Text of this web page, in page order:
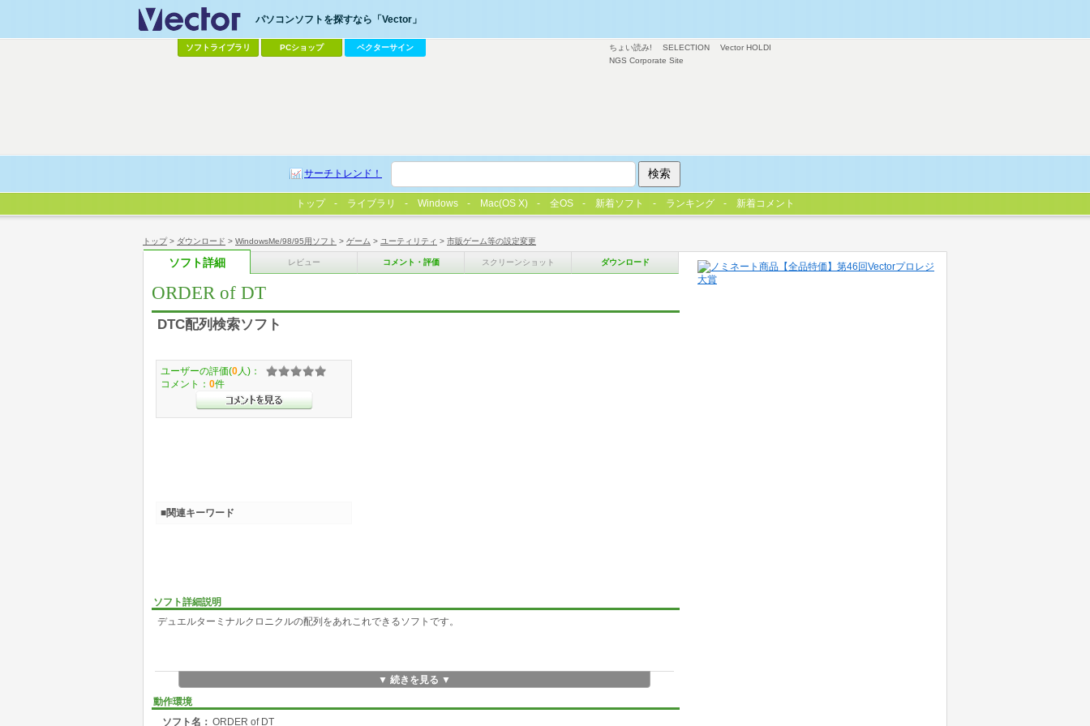
トップ> ダウンロード > WindowsMe/98/95用ソフト > ゲーム > ユーティリティ > 市販ゲーム等の設定変更
ソフト詳細 レビュー コメント・評価 スクリーンショット ダウンロード
ORDER of DT
DTC配列検索ソフト
ソフト詳細説明
デュエルターミナルクロニクルの配列をあれこれできるソフトです。
▼ 続きを見る ▼
動作環境
ソフト名： ORDER of DT
ユーザーの評価(0 人)：
コメント： 0件
■関連キーワード
ちょい読み! SELECTION
Vector HOLDI
NGS Corporate Site
パソコンソフトを探すなら「Vector」
ソフトライブラリ PCショップ ベクターサイン
サーチトレンド！
トップ ライブラリ Windows Mac(OS X) 全OS 新着ソフト ランキング 新着コメント